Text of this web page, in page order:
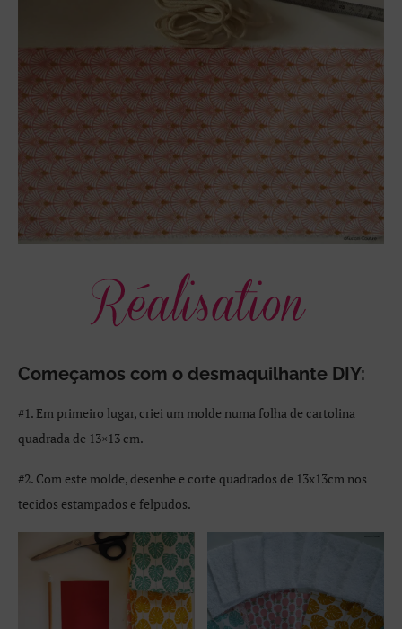
Começamos com o desmaquilhante DIY:
#1. Em primeiro lugar, criei um molde numa folha de cartolina
quadrada de 13×13 cm.
#2. Com este molde, desenhe e corte quadrados de 13x13cm nos
tecidos estampados e felpudos.